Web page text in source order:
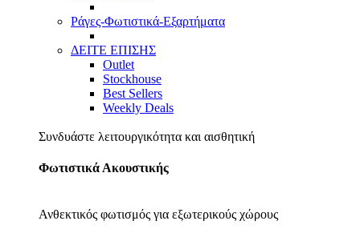
Ράγες-Φωτιστικά-Εξαρτήματα
ΔΕΙΤΕ ΕΠΙΣΗΣ
Outlet
Stockhouse
Best Sellers
Weekly Deals
Συνδυάστε λειτουργικότητα και αισθητική
Φωτιστικά Ακουστικής
Ανθεκτικός φωτισμός για εξωτερικούς χώρους